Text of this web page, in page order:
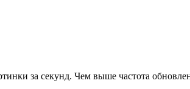
за секунд. Чем выше частота